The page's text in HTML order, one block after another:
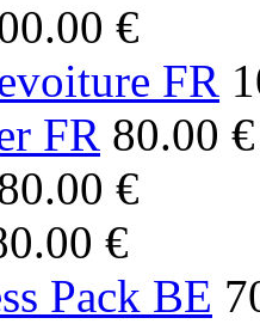
€
FR
FR 80.00 €
€
€
Pack BE